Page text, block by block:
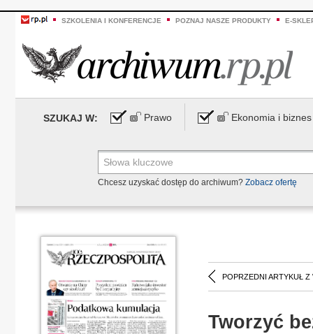
SZKOLENIA I KONFERENCJE POZNAJ NASZE PRODUKTY E-
SZUKAJ W: Prawo Ekonomia i biznes
Chcesz uzyskać dostęp do archiwum? Zobacz ofertę
POPRZEDNI ARTYKUŁ Z
Tworzyć